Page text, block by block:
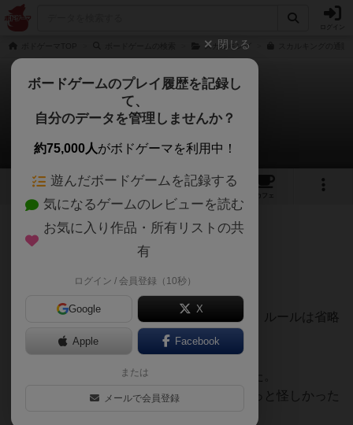
スカルキング
スカルキング
いかっぱさんのレビュー
3 3 12
カフェ
289名 1名 0 2ヶ月前
8歳息子と10歳娘と遊びました。
超有名トリックテイキングゲームでのため、ルールは省略
します。
ルールの理解も、娘はすぐに理解できました。
息子はマストフォローが最初のうちはちょっと怪しかった
閉じる
ボードゲームのプレイ履歴を記録し
て、
自分のデータを管理しませんか？
約75,000人がボドゲーマを利用中！
遊んだボードゲームを記録する
気になるゲームのレビューを読む
お気に入り作品・所有リストの共
有
ログイン / 会員登録（10秒）
Google X
Apple Facebook
または
メールで会員登録